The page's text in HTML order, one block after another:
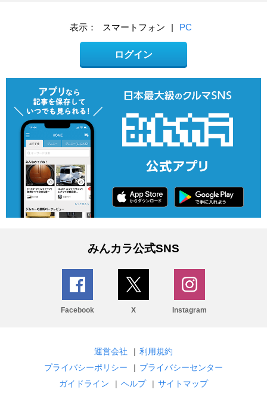
表示： スマートフォン | PC
ログイン
みんカラ公式SNS
Facebook X Instagram
運営会社 | 利用規約
プライバシーポリシー
| プライバシーセンター
ガイドライン
| ヘルプ | サイトマップ